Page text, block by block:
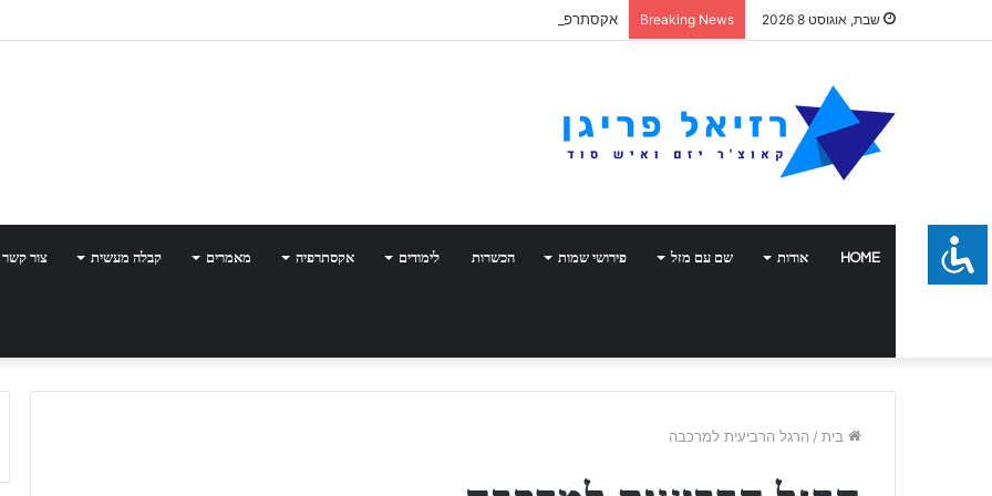
שבת, אוגוסט 8 2026 Breaking News אקסתרפיה
HOME אודות שם עם מזל פירושי שמות הכשרות לימודים אקסתרפיה מאמרים קבלה מעשית צור קשר
בית / הרגל הרביעית למרכבה